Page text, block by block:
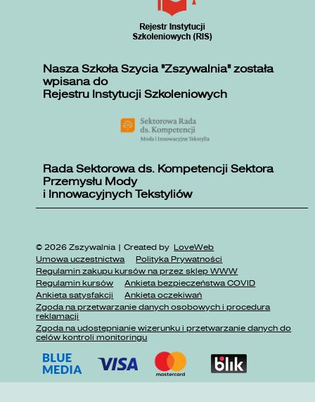
Nasza Szkoła Szycia "Zszywalnia" została
wpisana do
Rejestru Instytucji Szkoleniowych
Rada Sektorowa ds. Kompetencji Sektora
Przemysłu Mody
i Innowacyjnych Tekstyliów
© 2026 Zszywalnia | Created by LoveWeb
Umowa uczestnictwa
Polityka Prywatności
Regulamin zakupu kursów na przez sklep WWW
Regulamin kursów
Ankieta bezpieczeństwa COVID
Ankieta satysfakcji
Ankieta oczekiwań
Zgoda na przetwarzanie danych osobowych i procedura
reklamacji
Zgoda na udostępnianie wizerunku i przetwarzanie danych do
celów kontroli monitoringu